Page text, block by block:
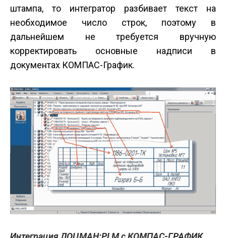
штампа, то интегратор разбивает текст на
необходимое число строк, поэтому в
дальнейшем не требуется вручную
корректировать основные надписи в
документах КОМПАС-График.